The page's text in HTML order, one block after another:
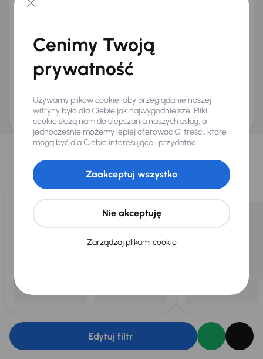
E-mail
Na numer telefonu (opcjonalnie)
Wyślij zapytanie
ani zagwarantowaną dostępnością pojazdu. AURES Holdings a.s., z siedzibą
Dopraváků 874/15, Čimice, 184 00 Praga 8, będzie przechowywać i przetwarzać
Twoje dane osobowe zgodnie z zasadami ochrony i przetwarzaniadanych
osobowych
Wybraliśmy dla Ciebie
Wybieramy dla Ciebienajlepsze pojazdyz naszej oferty. Kupimy
dla Ciebiedo 400 pojazdówkażdego dnia.
Edytuj filtr
Cenimy Twoją
prywatność
Używamy plików cookie, aby przeglądanie naszej
witryny było dla Ciebie jak najwygodniejsze. Pliki
cookie służą nam do ulepszania naszych usług, a
jednocześnie możemy lepiej oferować Ci treści, które
mogą być dla Ciebie interesujące i przydatne.
Zarządzaj plikami cookie
Nie akceptuję
Zaakceptuj wszystko